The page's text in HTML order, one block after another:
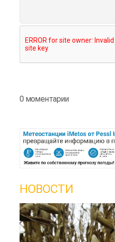
0 моментарии
НОВОСТИ